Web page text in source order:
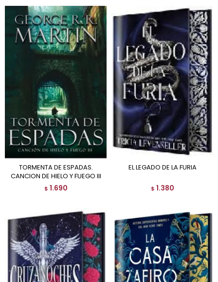
TORMENTA DE ESPADAS.
CANCION DE HIELO Y FUEGO III
$ 1.690
EL LEGADO DE LA FURIA
$ 1.380